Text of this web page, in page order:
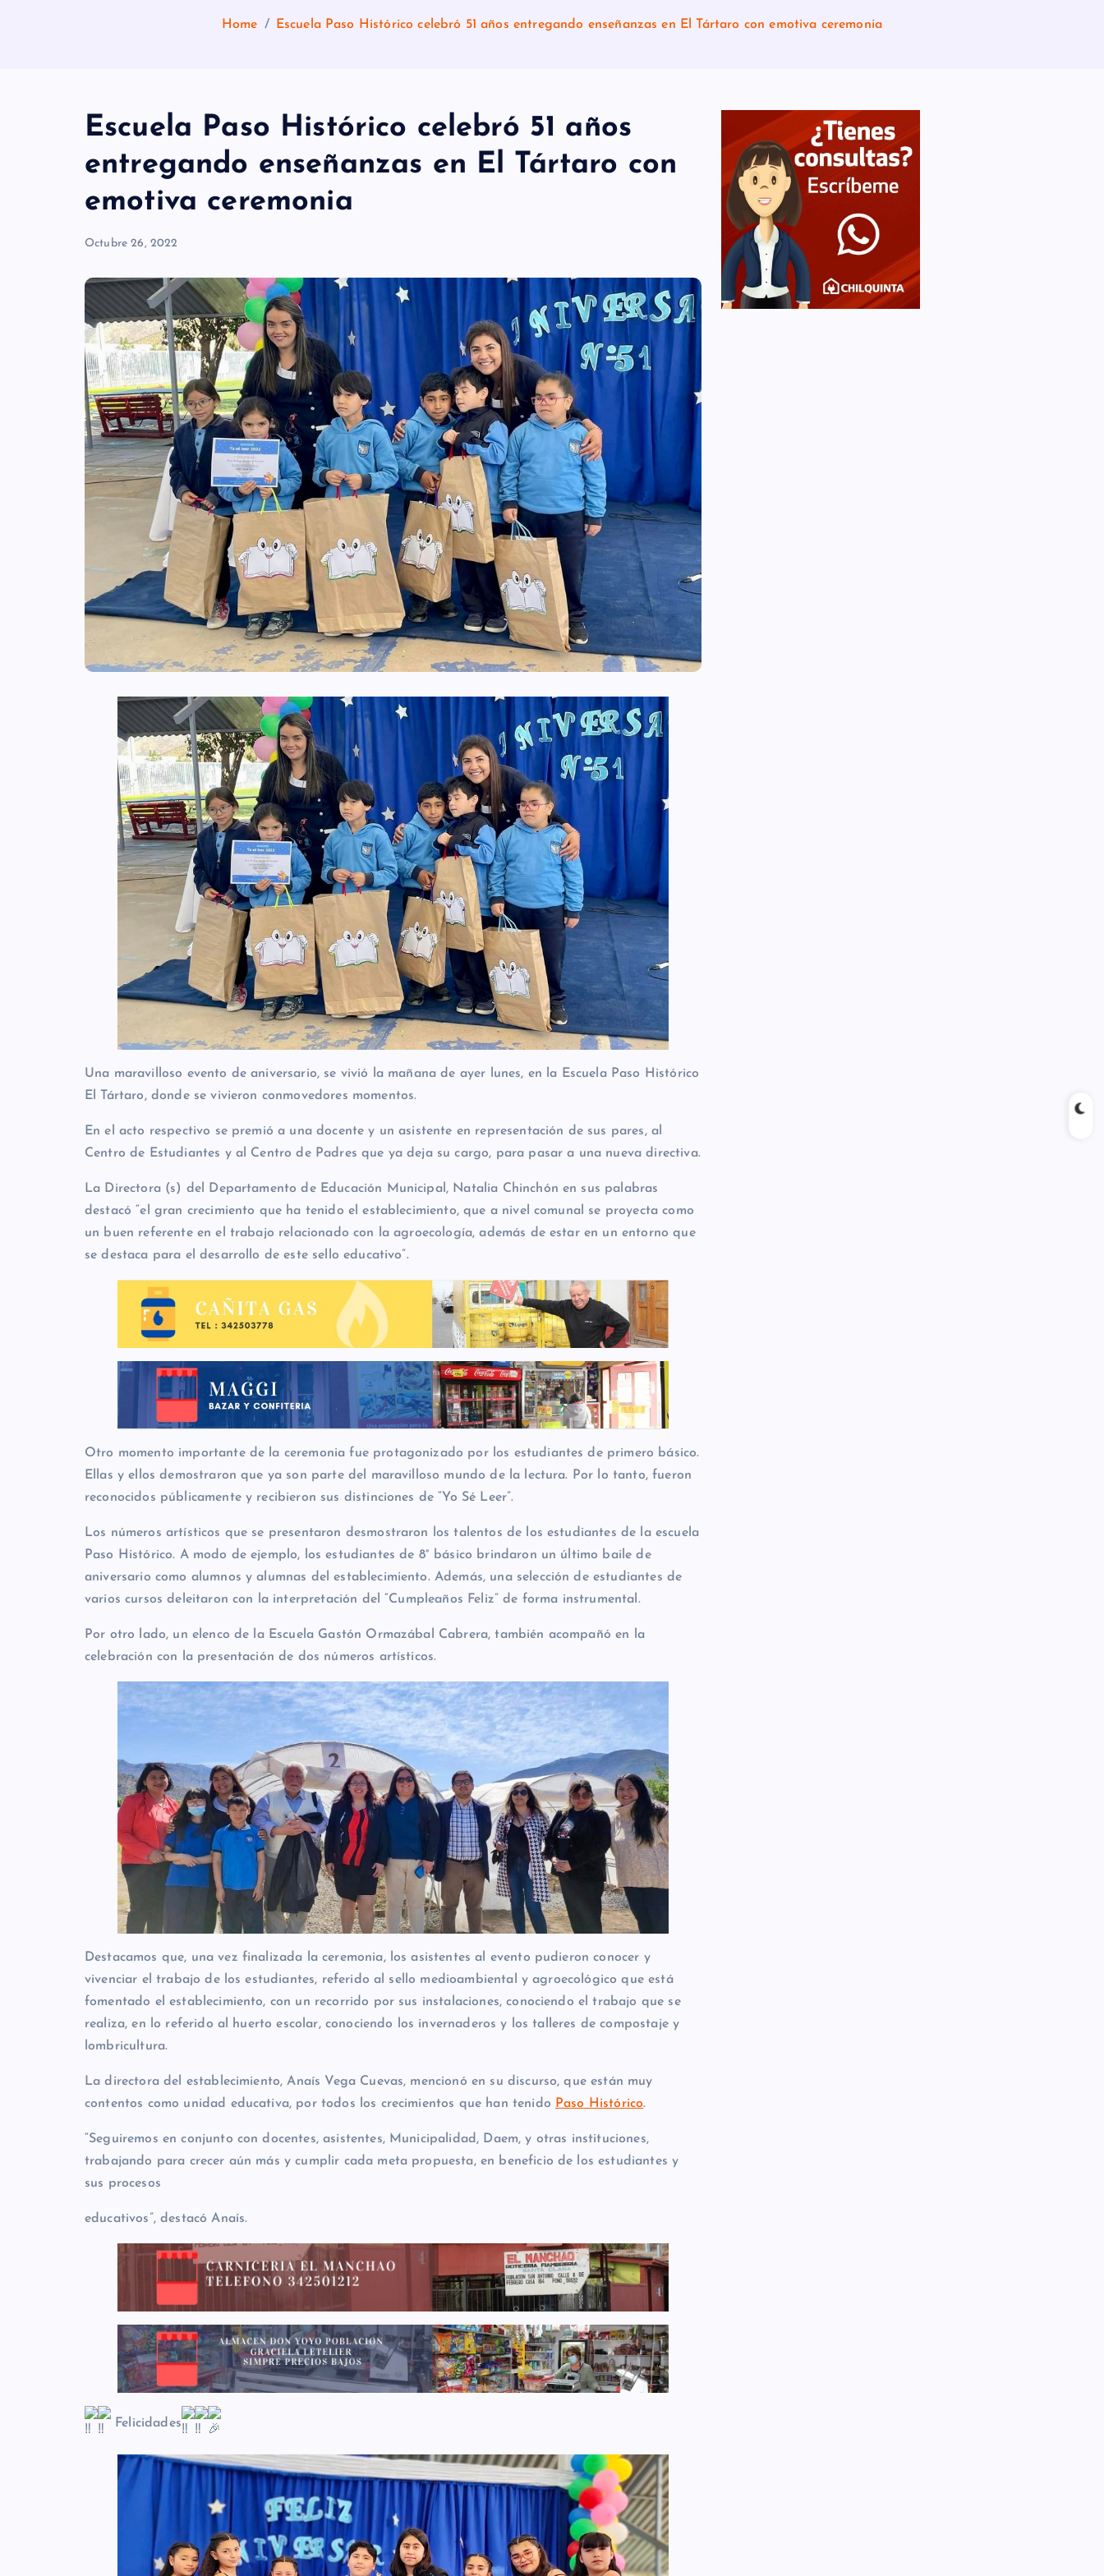
Home Escuela Paso Histórico celebró 51 años entregando enseñanzas en El Tártaro con emotiva ceremonia
Escuela Paso Histórico celebró 51 años
entregando enseñanzas en El Tártaro con
emotiva ceremonia
Octubre 26, 2022
Una maravilloso evento de aniversario, se vivió la mañana de ayer lunes, en la Escuela Paso Histórico
El Tártaro, donde se vivieron conmovedores momentos.
Enel acto respectivo se premió a una docente y un asistente en representación de sus pares, al
Centro de Estudiantes y al Centro de Padres que ya deja su cargo, para pasar a una nueva directiva.
La Directora (s) del Departamento de Educación Municipal, Natalia Chinchón en sus palabras
destacó “el gran crecimiento que ha tenido el establecimiento, que a nivel comunal se proyecta como
un buen referente en el trabajo relacionado con la agroecología, además de estar en un entorno que
se destaca para el desarrollo de este sello educativo”.
Otro momento importante de la ceremonia fue protagonizado por los estudiantes de primero básico.
Ellas y ellos demostraron que ya son parte del maravilloso mundo de la lectura. Por lo tanto, fueron
reconocidos públicamente y recibieron sus distinciones de “Yo Sé Leer”.
Los números artísticos que se presentaron desmostraron los talentos de los estudiantes de la escuela
Paso Histórico. A modo de ejemplo, los estudiantes de 8° básico brindaron un último baile de
aniversario como alumnos y alumnas del establecimiento. Además, una selección de estudiantes de
varios cursos deleitaron con la interpretación del “Cumpleaños Feliz” de forma instrumental.
Por otro lado, un elenco de la Escuela Gastón Ormazábal Cabrera, también acompañó en la
celebración con la presentación de dos números artísticos.
Destacamos que, una vez finalizada la ceremonia, los asistentes al evento pudieron conocer y
vivenciar el trabajo de los estudiantes, referido al sello medioambiental y agroecológico que está
fomentado el establecimiento, con un recorrido por sus instalaciones, conociendo el trabajo que se
realiza, en lo referido al huerto escolar, conociendo los invernaderos y los talleres de compostaje y
lombricultura.
La directora del establecimiento, Anaís Vega Cuevas, mencionó en su discurso, que están muy
contentos como unidad educativa, por todos los crecimientos que han tenido Paso Histórico.
“Seguiremos en conjunto con docentes, asistentes, Municipalidad, Daem, y otras instituciones,
trabajando para crecer aún más y cumplir cada meta propuesta, en beneficio de los estudiantes y
sus procesos
educativos”, destacó Anaís.
Felicidades